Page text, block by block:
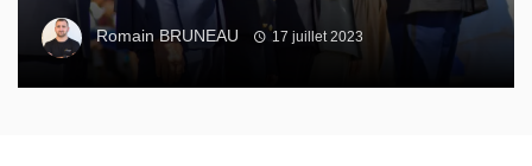
Romain BRUNEAU 17 juillet 2023